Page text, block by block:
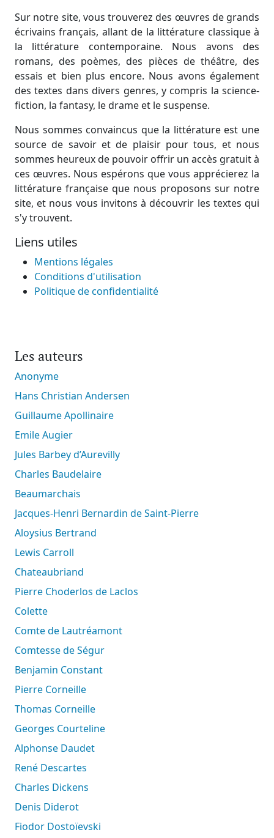
Sur notre site, vous trouverez des œuvres de grands
écrivains français, allant de la littérature classique à
la littérature contemporaine. Nous avons des
romans, des poèmes, des pièces de théâtre, des
essais et bien plus encore. Nous avons également
des textes dans divers genres, y compris la science-
fiction, la fantasy, le drame et le suspense.
Nous sommes convaincus que la littérature est une
source de savoir et de plaisir pour tous, et nous
sommes heureux de pouvoir offrir un accès gratuit à
ces œuvres. Nous espérons que vous apprécierez la
littérature française que nous proposons sur notre
site, et nous vous invitons à découvrir les textes qui
s'y trouvent.
Liens utiles
Mentions légales
Conditions d'utilisation
Politique de confidentialité
Les auteurs
Anonyme
Hans Christian Andersen
Guillaume Apollinaire
Emile Augier
Jules Barbey d’Aurevilly
Charles Baudelaire
Beaumarchais
Jacques-Henri Bernardin de Saint-Pierre
Aloysius Bertrand
Lewis Carroll
Chateaubriand
Pierre Choderlos de Laclos
Colette
Comte de Lautréamont
Comtesse de Ségur
Benjamin Constant
Pierre Corneille
Thomas Corneille
Georges Courteline
Alphonse Daudet
René Descartes
Charles Dickens
Denis Diderot
Fiodor Dostoïevski